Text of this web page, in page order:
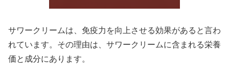
サワークリームは、免疫力を向上させる効果があると言わ
れています。その理由は、サワークリームに含まれる栄養
価と成分にあります。